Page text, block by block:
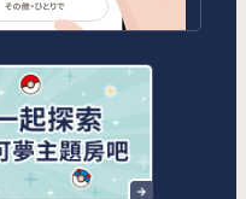
MIMARU東京 新宿WEST
MIMARU東京 八丁堀